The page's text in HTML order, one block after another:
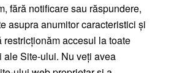
fără notificare sau răspundere,
asupra anumitor caracteristici și
accesul la toate
ale Site-ului. Nu veți avea